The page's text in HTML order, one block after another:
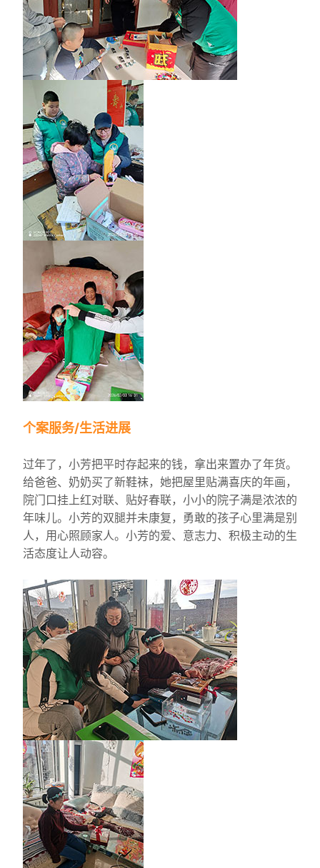
个案服务/生活进展
过年了，小芳把平时存起来的钱，拿出来置办了年货。
给爸爸、奶奶买了新鞋袜，她把屋里贴满喜庆的年画，
院门口挂上红对联、贴好春联，小小的院子满是浓浓的
年味儿。小芳的双腿并未康复，勇敢的孩子心里满是别
人，用心照顾家人。小芳的爱、意志力、积极主动的生
活态度让人动容。